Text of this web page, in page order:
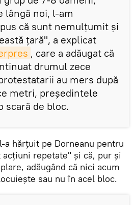
lângă noi, l-am
că sunt nemulţumit şi
ţară", a explicat
, care a adăugat că
drumul zece
au mers după
metri, preşedintele
scară de bloc.
a hărţuit pe Dorneanu pentru
acţiuni repetate" şi că, pur şi
adăugând că nici acum
sau nu în acel bloc.